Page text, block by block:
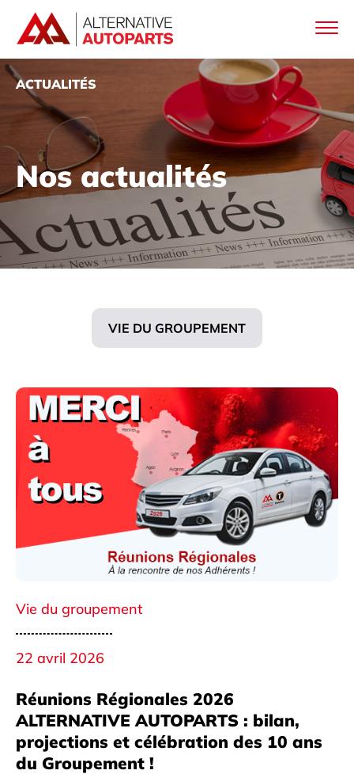
ACTUALITÉS
Nos actualités
VIE DU GROUPEMENT
Vie du groupement
22 avril 2026
Réunions Régionales 2026
ALTERNATIVE AUTOPARTS : bilan,
projections et célébration des 10 ans
du Groupement !